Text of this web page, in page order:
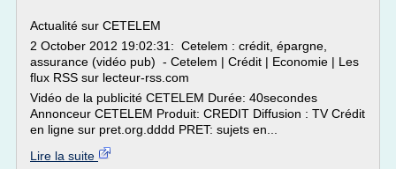
Actualité sur CETELEM
2 October 2012 19:02:31: Cetelem : crédit, épargne,
assurance (vidéo pub) - Cetelem | Crédit | Economie | Les
flux RSS sur lecteur-rss.com
Vidéo de la publicité CETELEM Durée: 40secondes
Annonceur CETELEM Produit: CREDIT Diffusion : TV Crédit
en ligne sur pret.org.dddd PRET: sujets en...
Lire la suite